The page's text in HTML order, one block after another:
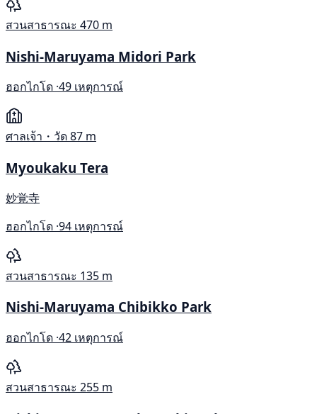
สวนสาธารณะ 470 m
Nishi-Maruyama Midori Park
ฮอกไกโด ·49 เหตุการณ์
ศาลเจ้า・วัด87 m
Myoukaku Tera
妙覚寺
ฮอกไกโด ·94 เหตุการณ์
สวนสาธารณะ 135 m
Nishi-Maruyama Chibikko Park
ฮอกไกโด ·42 เหตุการณ์
สวนสาธารณะ 255 m